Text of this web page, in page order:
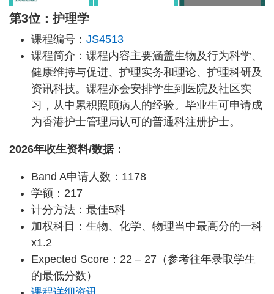
第3位：护理学
课程编号： JS4513
课程简介：课程内容主要涵盖生物及行为科学、
健康维持与促进、护理实务和理论、护理科研及
资讯科技。课程亦会安排学生到医院及社区实
习，从中累积照顾病人的经验。毕业生可申请成
为香港护士管理局认可的普通科注册护士。
2026年收生资料/数据：
Band A申请人数：1178
学额：217
计分方法：最佳5科
加权科目：生物、化学、物理当中最高分的一科
x1.2
Expected Score：22 – 27（参考往年录取学生
的最低分数）